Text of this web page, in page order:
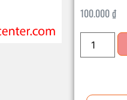
100.000₫